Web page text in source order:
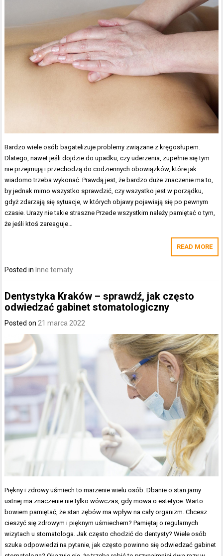
Bardzo wiele osób bagatelizuje problemy związane z kręgosłupem.
Dlatego, nawet jeśli dojdzie do upadku, czy uderzenia, zupełnie się tym
nie przejmują i przechodzą do codziennych obowiązków, które jak
wiadomo trzeba wykonać. Prawdą jest, że bardzo duże znaczenie ma to,
by jednak mimo wszystko sprawdzić, czy wszystko jest w porządku,
gdyż zdarzają się sytuacje, w których objawy pojawiają się po pewnym
czasie. Urazy nie takie straszne Przede wszystkim należy pamiętać o tym,
że jeśli ktoś zareaguje…
READ MORE
Posted in Inne tematy
Dentystyka Kraków – sprawdź, jak często
odwiedzać gabinet stomatologiczny
Posted on21 marca 2022
Piękny i zdrowy uśmiech to marzenie wielu osób. Dbanie o stan jamy
ustnej ma znaczenie nie tylko wówczas, gdy mowa o estetyce. Warto
bowiem pamiętać, że stan zębów ma wpływ na cały organizm. Chcesz
cieszyć się zdrowym i pięknym uśmiechem? Pamiętaj o regularnych
wizytach u stomatologa. Jak często chodzić do dentysty? Wiele osób
szuka odpowiedzi na pytanie, jak często powinno się odwiedzać gabinet